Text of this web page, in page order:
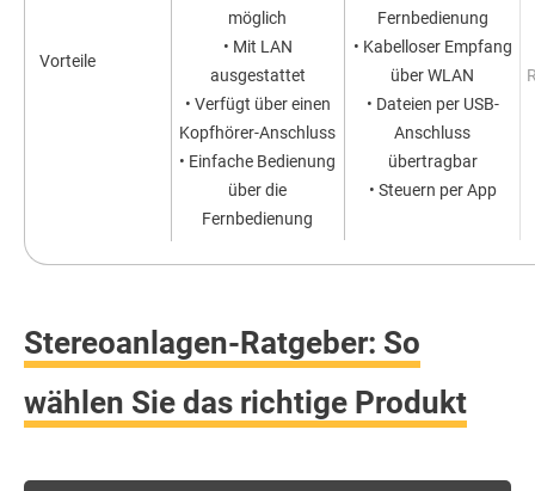
Vorteile
möglich
• Mit LAN
ausgestattet
• Verfügt über einen
Kopfhörer-Anschluss
• Einfache Bedienung
über die
Fernbedienung
Fernbedienung
• Kabelloser Empfang
über WLAN
• Dateien per USB-
Anschluss
übertragbar
• Steuern per App
Stereoanlagen-Ratgeber: So
wählen Sie das richtige Produkt